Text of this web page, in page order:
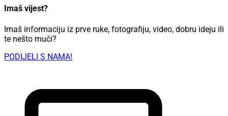
Imaš vijest?
Imaš informaciju iz prve ruke, fotografiju, video, dobru ideju ili
te nešto muči?
PODIJELI S NAMA!